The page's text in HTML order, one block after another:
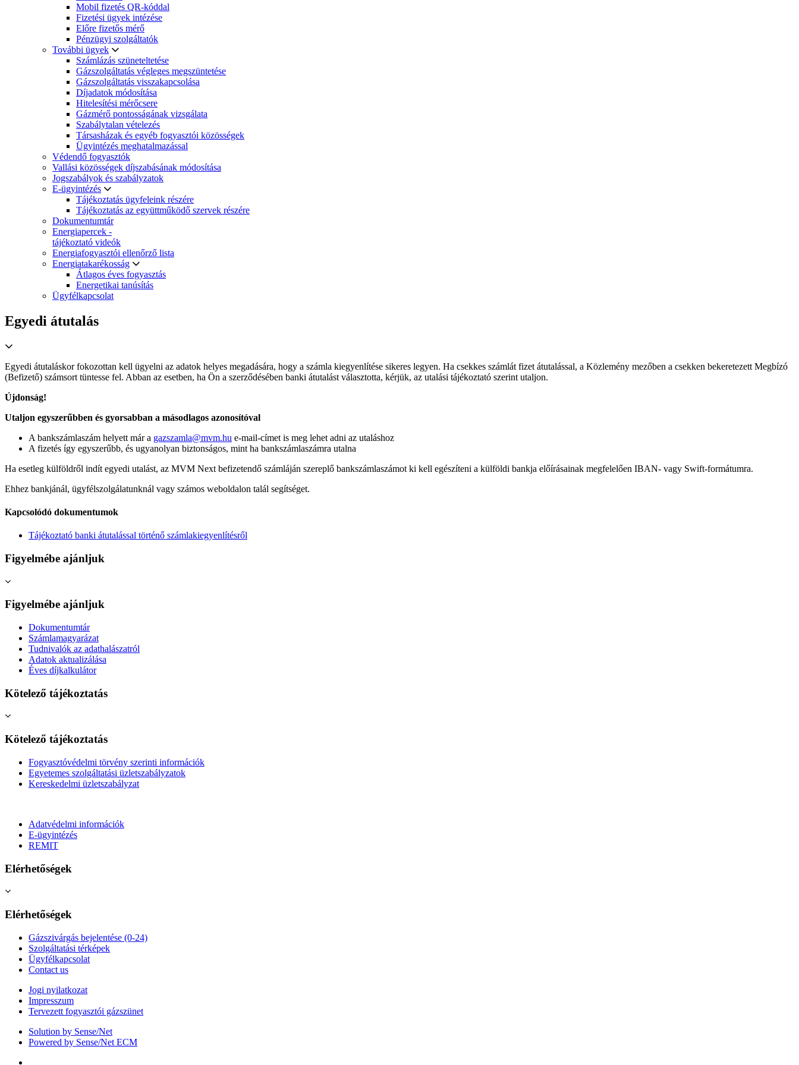
Mobil fizetés QR-kóddal
Fizetési ügyek intézése
Előre fizetős mérő
Pénzügyi szolgáltatók
További ügyek
Számlázás szüneteltetése
Gázszolgáltatás végleges megszüntetése
Gázszolgáltatás visszakapcsolása
Díjadatok módosítása
Hitelesítési mérőcsere
Gázmérő pontosságának vizsgálata
Szabálytalan vételezés
Társasházak és egyéb fogyasztói közösségek
Ügyintézés meghatalmazással
Védendő fogyasztók
Vallási közösségek díjszabásának módosítása
Jogszabályok és szabályzatok
E-ügyintézés
Tájékoztatás ügyfeleink részére
Tájékoztatás az együttműködő szervek részére
Dokumentumtár
Energiapercek -
tájékoztató videók
Energiafogyasztói ellenőrző lista
Energiatakarékosság
Átlagos éves fogyasztás
Energetikai tanúsítás
Ügyfélkapcsolat
Egyedi átutalás
Egyedi átutaláskor fokozottan kell ügyelni az adatok helyes megadására, hogy a számla kiegyenlítése sikeres legyen. Ha csekkes számlát fizet átutalással, a Közlemény mezőben a csekken bekeretezett Megbízó
(Befizető) számsort tüntesse fel. Abban az esetben, ha Ön a szerződésében banki átutalást választotta, kérjük, az utalási tájékoztató szerint utaljon.
Újdonság!
Utaljon egyszerűbben és gyorsabban a másodlagos azonosítóval
A bankszámlaszám helyett már a gazszamla@mvm.hu e-mail-címet is meg lehet adni az utaláshoz
A fizetés így egyszerűbb, és ugyanolyan biztonságos, mint ha bankszámlaszámra utalna
Ha esetleg külföldről indít egyedi utalást, az MVM Next befizetendő számláján szereplő bankszámlaszámot ki kell egészíteni a külföldi bankja előírásainak megfelelően IBAN- vagy Swift-formátumra.
Ehhez bankjánál, ügyfélszolgálatunknál vagy számos weboldalon talál segítséget.
Kapcsolódó dokumentumok
Tájékoztató banki átutalással történő számlakiegyenlítésről
Figyelmébe ajánljuk
Figyelmébe ajánljuk
Dokumentumtár
Számlamagyarázat
Tudnivalók az adathalászatról
Adatok aktualizálása
Éves díjkalkulátor
Kötelező tájékoztatás
Kötelező tájékoztatás
Fogyasztóvédelmi törvény szerinti információk
Egyetemes szolgáltatási üzletszabályzatok
Kereskedelmi üzletszabályzat
Adatvédelmi információk
E-ügyintézés
REMIT
Elérhetőségek
Elérhetőségek
Gázszivárgás bejelentése (0-24)
Szolgáltatási térképek
Ügyfélkapcsolat
Contact us
Jogi nyilatkozat
Impresszum
Tervezett fogyasztói gázszünet
Solution by Sense/Net
Powered by Sense/Net ECM